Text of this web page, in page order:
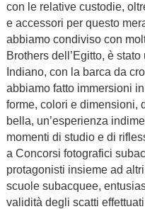
con le relative custodie,
e accessori per questo
abbiamo condiviso con
Brothers dell’Egitto, è
Indiano, con la barca da
abbiamo fatto immersioni
forme, colori e dimensioni,
bella, un’esperienza
momenti di studio e di
a Concorsi fotografici
protagonisti insieme ad
scuole subacquee,
validità degli scatti